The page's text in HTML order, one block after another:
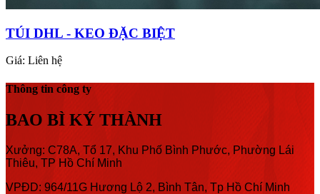
TÚI DHL - KEO ĐẶC BIỆT
Giá: Liên hệ
Thông tin công ty
BAO BÌ KÝ THÀNH
Xưởng: C78A, Tổ 17, Khu Phố Bình Phước, Phường Lái
Thiêu, TP Hồ Chí Minh
VPĐD: 964/11G Hương Lộ 2, Bình Tân, Tp Hồ Chí Minh